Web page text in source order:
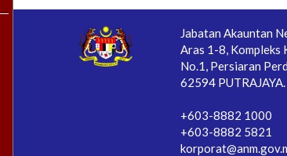
Jabatan Akauntan
Aras 1-8, Kompleks
No.1, Persiaran
62594 PUTRAJAYA.
+603-8882 1000
+603-8882 5821